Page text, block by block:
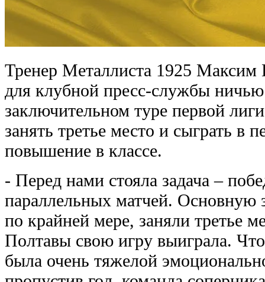
Тренер Металлиста 1925 Максим
для клубной пресс-службы
заключительном туре первой
занять третье место и сыграть в
повышение в классе.
- Перед нами стояла задача –
параллельных матчей.
по крайней мере, заняли третье
Полтавы свою игру выиграла.
была очень тяжелой